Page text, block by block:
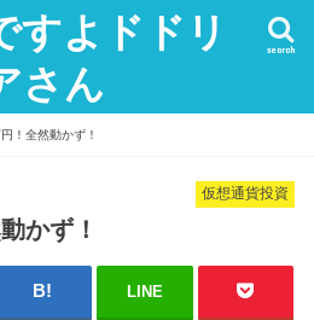
すよドドリ
さん
search
！全然動かず！
仮想通貨投資
かず！
LINE